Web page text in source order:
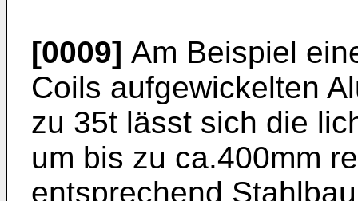
[0009] Am Beispiel
Coils aufgewickelten
zu 35t lässt sich die
um bis zu ca.400mm
entsprechend